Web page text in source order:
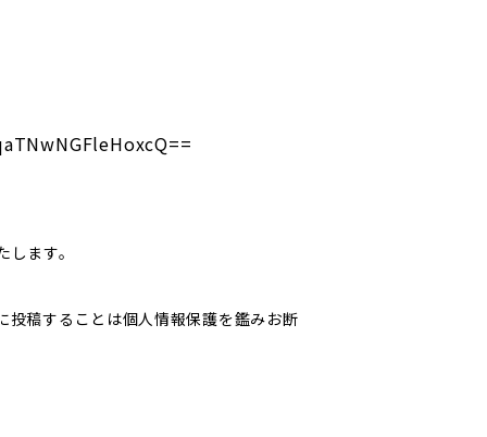
ます。
投稿することは個人情報保護を鑑みお断